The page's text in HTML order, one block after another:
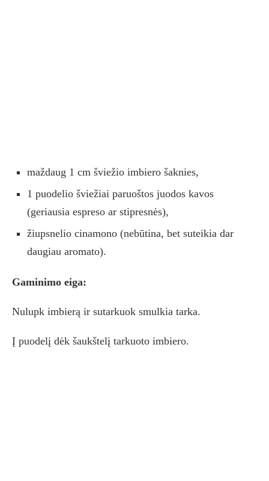
maždaug 1 cm šviežio imbiero šaknies,
1 puodelio šviežiai paruoštos juodos kavos
(geriausia espreso ar stipresnės),
žiupsnelio cinamono (nebūtina, bet suteikia dar
daugiau aromato).
Gaminimo eiga:
Nulupk imbierą ir sutarkuok smulkia tarka.
Į puodelį dėk šaukštelį tarkuoto imbiero.